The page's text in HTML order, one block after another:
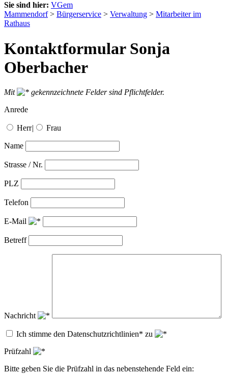
Sie sind hier: VGem
Mammendorf> Bürgerservice > Verwaltung > Mitarbeiter im
Rathaus
Kontaktformular Sonja
Oberbacher
Mit
gekennzeichnete Felder sind Pflichtfelder.
Anrede
Herr| Frau
Name
Strasse / Nr.
PLZ
Telefon
E-Mail
Betreff
Nachricht
Ich stimme den Datenschutzrichtlinien* zu
Prüfzahl
Bitte geben Sie die Prüfzahl in das nebenstehende Feld ein: